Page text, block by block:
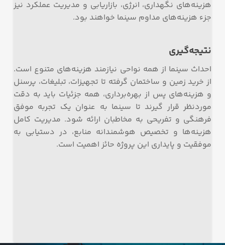
هزینه‌های نگهداری، انرژی، بازاریابی و مدیریت عملکرد نیز
جزء هزینه‌های مداوم سینما خواهند بود.
نتیجه‌گیری
احداث سینما از همه نواحی نیازمند هزینه‌های متنوع است.
از خرید زمین و ساختمان گرفته تا تجهیزات، تبلیغات، پرسنل
و هزینه‌های پس از بهره‌برداری، همه جزئیات باید به دقت
موردنظر قرار گیرند تا سینما به عنوان یک تجربه موفق
فرهنگی و تفریحی به مخاطبان ارائه شود. مدیریت کامل
هزینه‌ها و تخصیص هوشمندانه منابع، در دستیابی به
موفقیت و پایداری این پروژه حائز اهمیت است.